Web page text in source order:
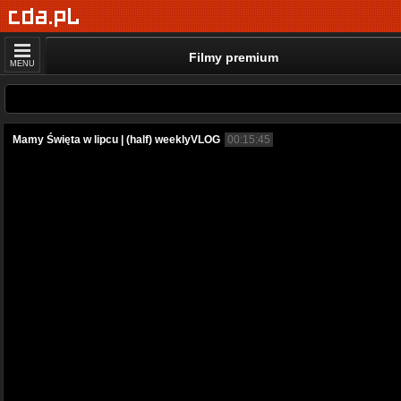
MENU Filmy premium
Mamy Święta w lipcu | (half) weeklyVLOG 00:15:45